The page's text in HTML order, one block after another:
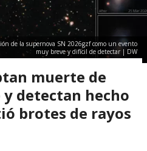
de la supernova SN 2026gzf como un evento
muy breve y difícil de detectar | DW
muerte de
detectan hecho
brotes de rayos